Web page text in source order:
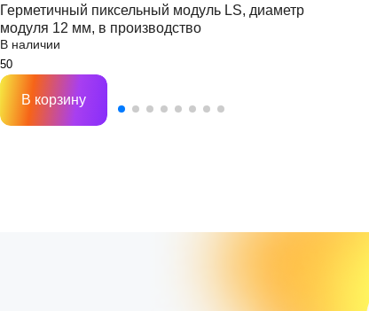
Герметичный пиксельный модуль LS, диаметр
модуля 12 мм, в производство
В наличии
В корзину